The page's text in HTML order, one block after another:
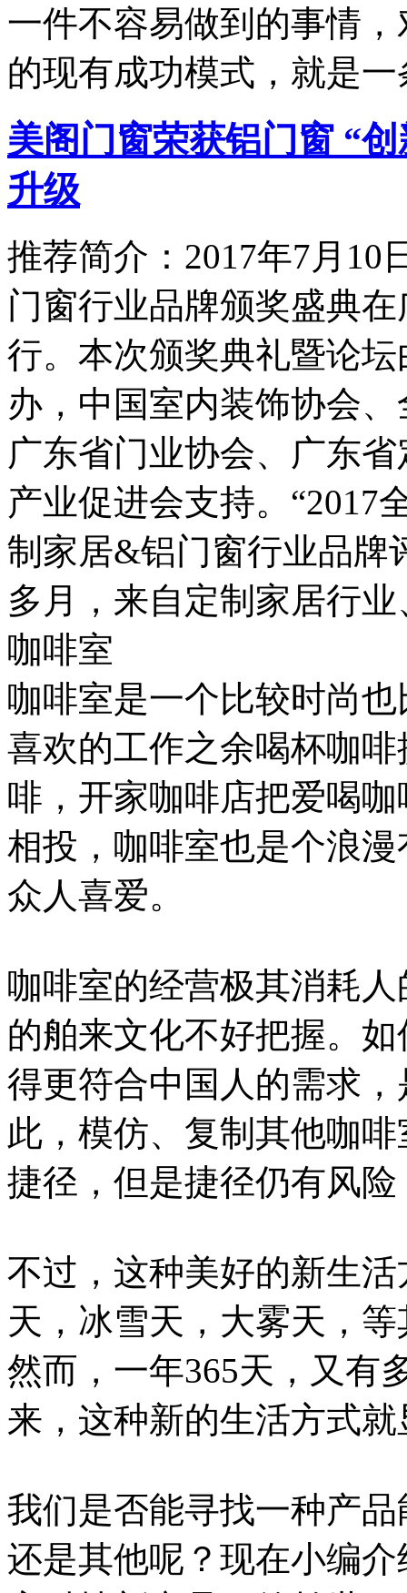
一件不容易做到的事情
的现有成功模式，就是一
美阁门窗荣获铝门窗 “
升级
推荐简介：2017年7月10
门窗行业品牌颁奖盛典
行。本次颁奖典礼暨论
办，中国室内装饰协会
广东省门业协会、广东
产业促进会支持。“2017
制家居&铝门窗行业品牌
多月，来自定制家居行业
咖啡室
咖啡室是一个比较时尚
喜欢的工作之余喝杯咖
啡，开家咖啡店把爱喝
相投，咖啡室也是个浪
众人喜爱。
咖啡室的经营极其消耗
的舶来文化不好把握。
得更符合中国人的需求
此，模仿、复制其他咖
捷径，但是捷径仍有风
不过，这种美好的新生
天，冰雪天，大雾天，
然而，一年365天，又有
来，这种新的生活方式
我们是否能寻找一种产
还是其他呢？现在小编